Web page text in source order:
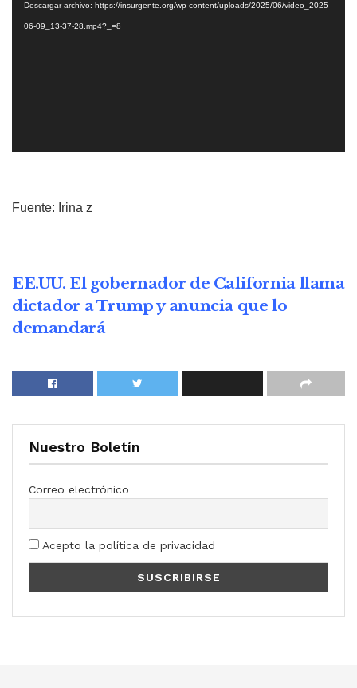
Descargar archivo: https://insurgente.org/wp-content/uploads/2025/06/video_2025-
06-09_13-37-28.mp4?_=8
Fuente: Irina z
EE.UU. El gobernador de California llama
dictador a Trump y anuncia que lo
demandará
Nuestro Boletín
Correo electrónico
Acepto la política de privacidad